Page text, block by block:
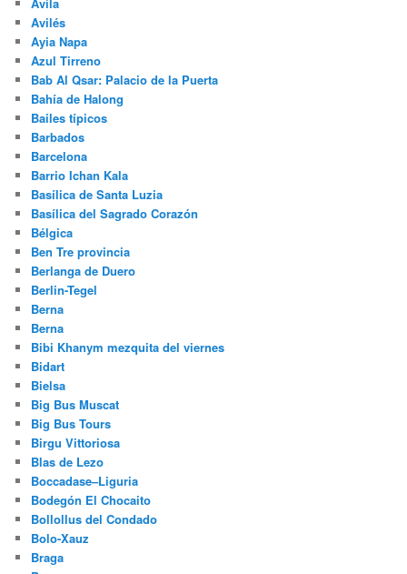
Ávila
Avilés
Ayia Napa
Azul Tirreno
Bab Al Qsar: Palacio de la Puerta
Bahía de Halong
Bailes típicos
Barbados
Barcelona
Barrio Ichan Kala
Basílica de Santa Luzia
Basílica del Sagrado Corazón
Bélgica
Ben Tre provincia
Berlanga de Duero
Berlin-Tegel
Berna
Berna
Bibi Khanym mezquita del viernes
Bidart
Bielsa
Big Bus Muscat
Big Bus Tours
Birgu Vittoriosa
Blas de Lezo
Boccadase–Liguria
Bodegón El Chocaito
Bollollus del Condado
Bolo-Xauz
Braga